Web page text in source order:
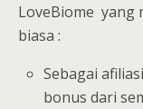
LoveBiome yang
biasa :
Sebagai
bonus dari